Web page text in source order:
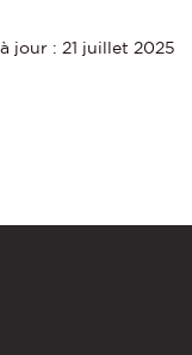
jour : 21 juillet 2025